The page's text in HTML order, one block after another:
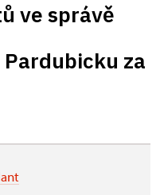
ve správě
za